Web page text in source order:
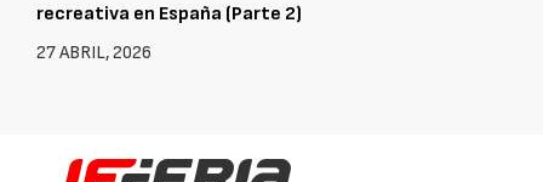
recreativa en España (Parte 2)
27 ABRIL, 2026